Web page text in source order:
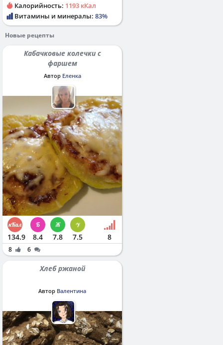
Калорийность: 1193 кКал
Витамины и минералы: 83%
Новые рецепты
Кабачковые колечки с
фаршем
Автор Еленка
134.9 8.4 7.8 7.5 8
8 6
Хлеб ржаной
Автор Валентина